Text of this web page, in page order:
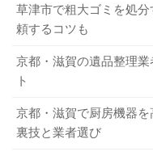
機を高く売るためにも
大型・大量の買取
冷蔵庫や洗濯機といっ
商品だとしても、リサ
可能性があるのでぜひ
A．参考として、リサ
の流れを紹介します。
電話またはホーム
訪問予定日にスタ
りをする
草津市で粗大ゴミを処
頼するコツも
京都・滋賀の遺品整理
ト
京都・滋賀で厨房機器
裏技と業者選び